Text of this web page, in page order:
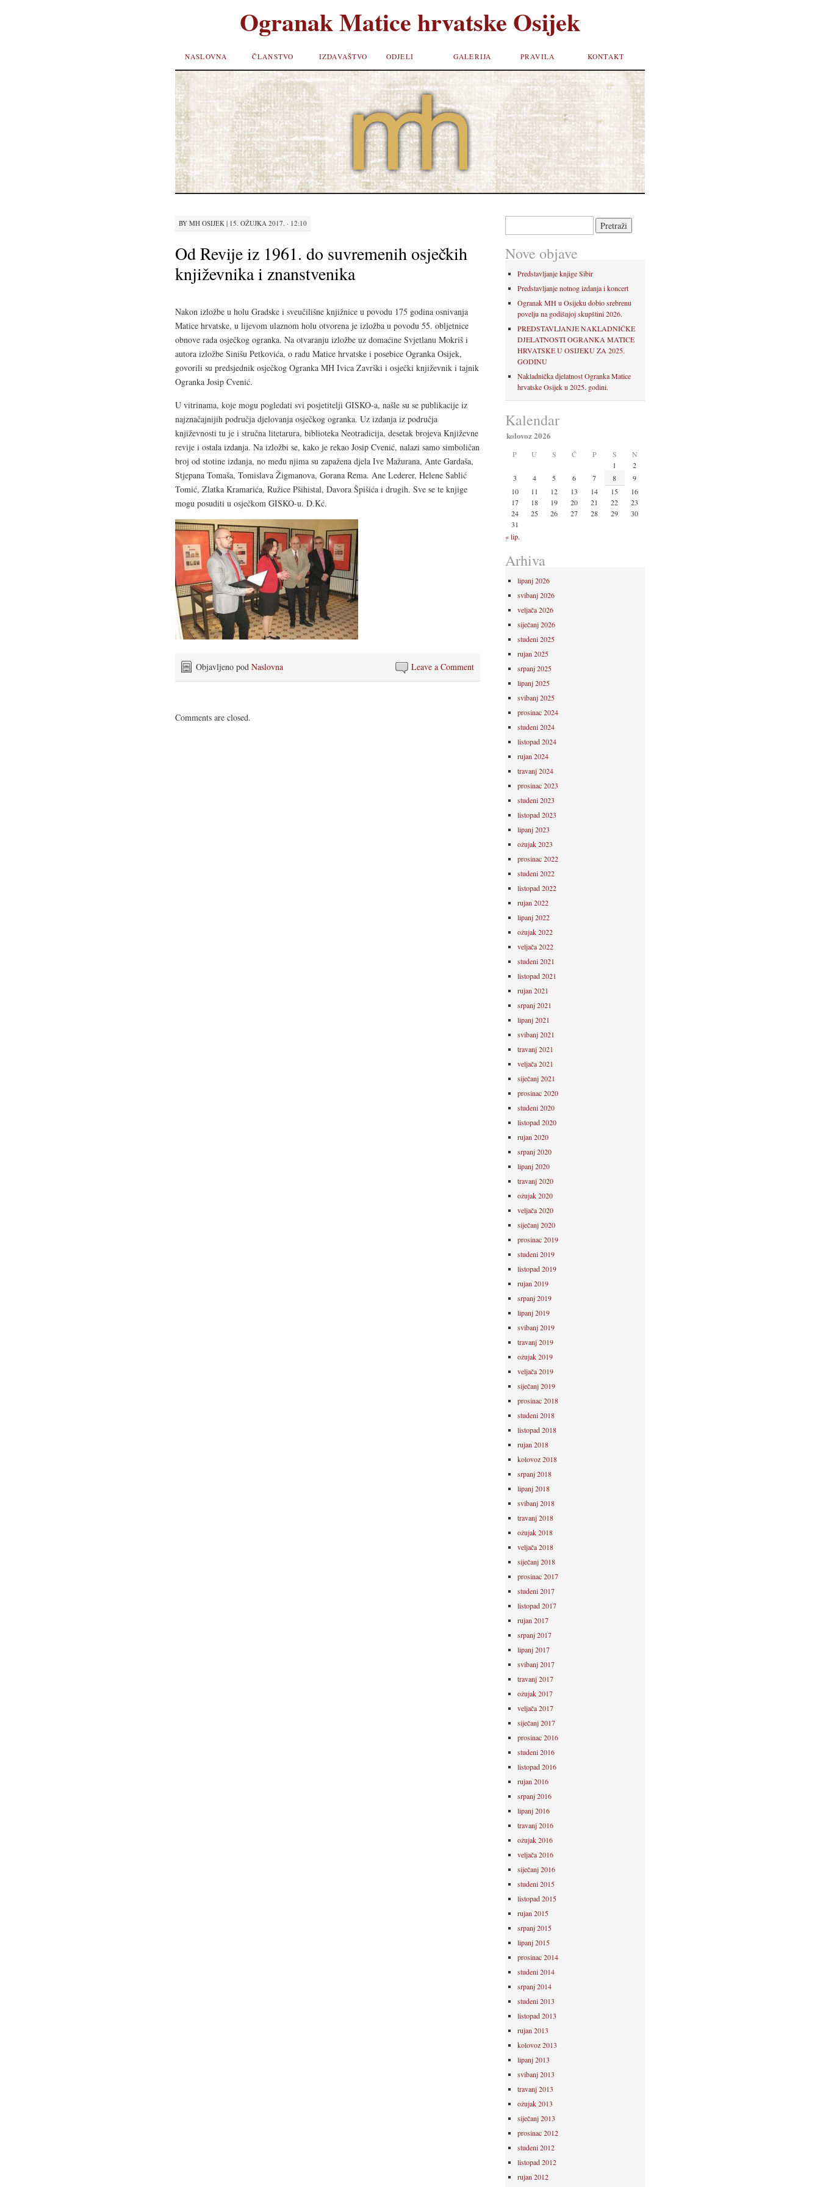
Ogranak Matice hrvatske Osijek
SKIP TO
CONTENT
NASLOVNA ČLANSTVO IZDAVAŠTVO ODJELI GALERIJA PRAVILA KONTAKT
BY MH OSIJEK | 15. OŽUJKA 2017. · 12:10
Od Revije iz 1961. do suvremenih osječkih
književnika i znanstvenika
Nakon izložbe u holu Gradske i sveučilišne knjižnice u povodu 175 godina osnivanja
Matice hrvatske, u lijevom ulaznom holu otvorena je izložba u povodu 55. obljetnice
obnove rada osječkog ogranka. Na otvaranju izložbe uz domaćine Svjetlanu Mokriš i
autora izložbe Sinišu Petkovića, o radu Matice hrvatske i posebice Ogranka Osijek,
govorili su predsjednik osječkog Ogranka MH Ivica Završki i osječki književnik i tajnik
Ogranka Josip Cvenić.
U vitrinama, koje mogu pogledati svi posjetitelji GISKO-a, našle su se publikacije iz
najznačajnijih područja djelovanja osječkog ogranka. Uz izdanja iz područja
književnosti tu je i stručna litetarura, biblioteka Neotradicija, desetak brojeva Književne
revije i ostala izdanja. Na izložbi se, kako je rekao Josip Cvenić, nalazi samo simboličan
broj od stotine izdanja, no među njima su zapažena djela Ive Mažurana, Ante Gardaša,
Stjepana Tomaša, Tomislava Žigmanova, Gorana Rema. Ane Lederer, Helene Sablić
Tomić, Zlatka Kramarića, Ružice Pšihistal, Davora Špišića i drugih. Sve se te knjige
mogu posuditi u osječkom GISKO-u. D.Kć.
Leave a Comment
Objavljeno pod Naslovna
Comments are closed.
Nove objave
Predstavljanje knjige Sibir
Predstavljanje notnog izdanja i koncert
Ogranak MH u Osijeku dobio srebrenu
povelju na godišnjoj skupštini 2026.
PREDSTAVLJANJE NAKLADNIČKE
DJELATNOSTI OGRANKA MATICE
HRVATSKE U OSIJEKU ZA 2025.
GODINU
Nakladnička djelatnost Ogranka Matice
hrvatske Osijek u 2025. godini.
Kalendar
kolovoz 2026
P U S Č P S N
« lip.
1
2
3
4 5 6 7 8
9
10
11 12 13 14 15
16
17
18 19 20 21 22
23
24
25 26 27 28 29
30
31
Arhiva
lipanj 2026
svibanj 2026
veljača 2026
siječanj 2026
studeni 2025
rujan 2025
srpanj 2025
lipanj 2025
svibanj 2025
prosinac 2024
studeni 2024
listopad 2024
rujan 2024
travanj 2024
prosinac 2023
studeni 2023
listopad 2023
lipanj 2023
ožujak 2023
prosinac 2022
studeni 2022
listopad 2022
rujan 2022
lipanj 2022
ožujak 2022
veljača 2022
studeni 2021
listopad 2021
rujan 2021
srpanj 2021
lipanj 2021
svibanj 2021
travanj 2021
veljača 2021
siječanj 2021
prosinac 2020
studeni 2020
listopad 2020
rujan 2020
srpanj 2020
lipanj 2020
travanj 2020
ožujak 2020
veljača 2020
siječanj 2020
prosinac 2019
studeni 2019
listopad 2019
rujan 2019
srpanj 2019
lipanj 2019
svibanj 2019
travanj 2019
ožujak 2019
veljača 2019
siječanj 2019
prosinac 2018
studeni 2018
listopad 2018
rujan 2018
kolovoz 2018
srpanj 2018
lipanj 2018
svibanj 2018
travanj 2018
ožujak 2018
veljača 2018
siječanj 2018
prosinac 2017
studeni 2017
listopad 2017
rujan 2017
srpanj 2017
lipanj 2017
svibanj 2017
travanj 2017
ožujak 2017
veljača 2017
siječanj 2017
prosinac 2016
studeni 2016
listopad 2016
rujan 2016
srpanj 2016
lipanj 2016
travanj 2016
ožujak 2016
veljača 2016
siječanj 2016
studeni 2015
listopad 2015
rujan 2015
srpanj 2015
lipanj 2015
prosinac 2014
studeni 2014
srpanj 2014
studeni 2013
listopad 2013
rujan 2013
kolovoz 2013
lipanj 2013
svibanj 2013
travanj 2013
ožujak 2013
siječanj 2013
prosinac 2012
studeni 2012
listopad 2012
rujan 2012